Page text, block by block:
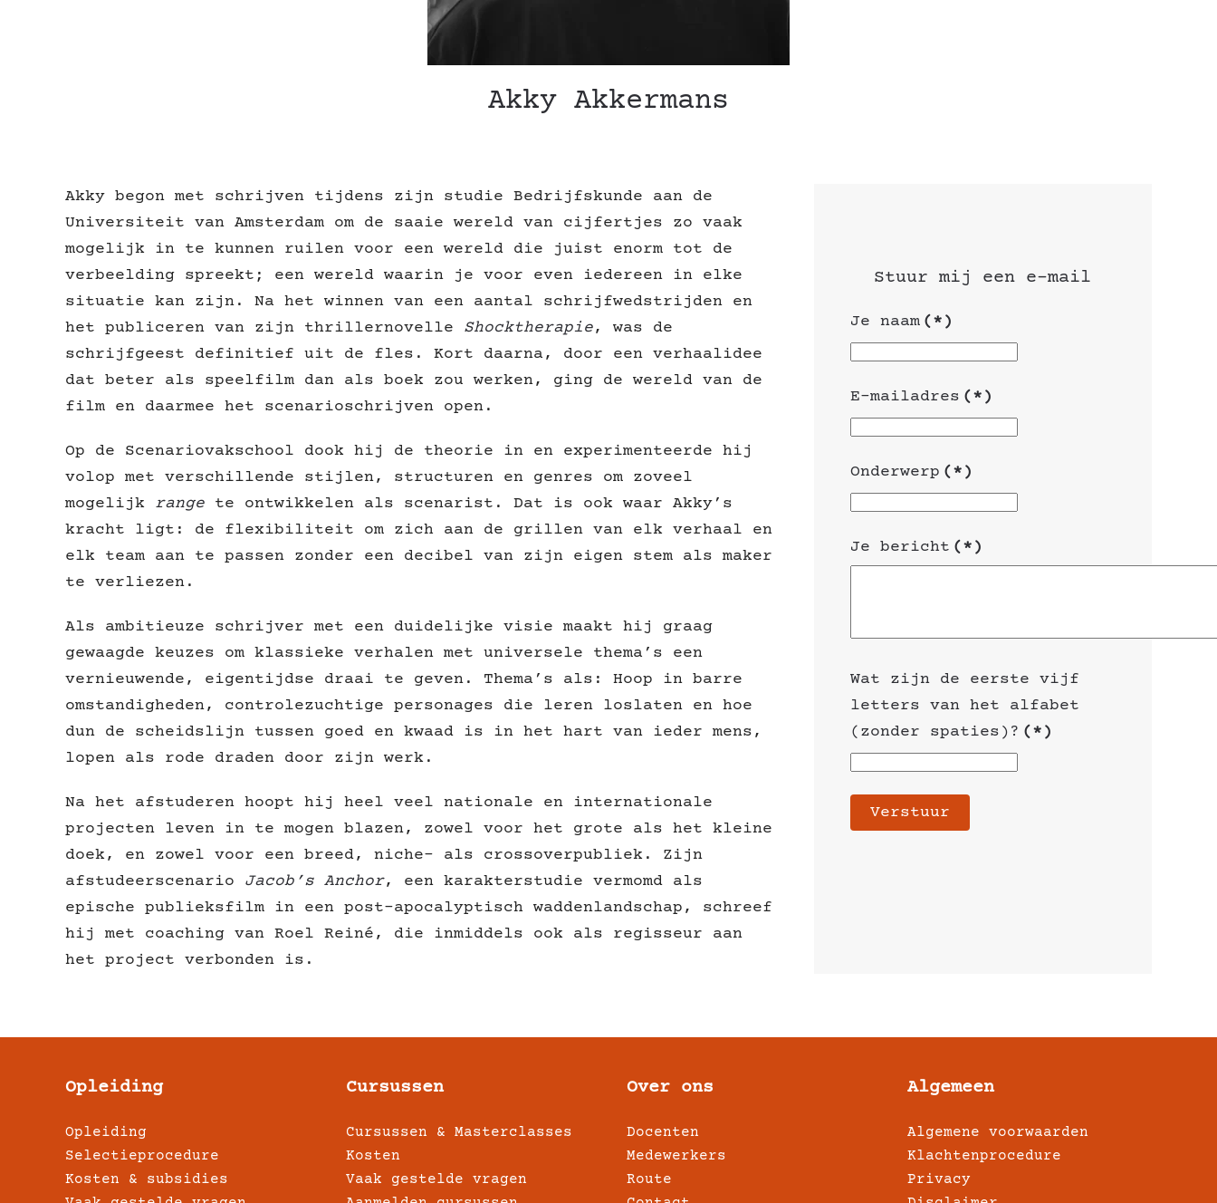
Akky Akkermans
Akky begon met schrijven tijdens zijn studie Bedrijfskunde aan de
Universiteit van Amsterdam om de saaie wereld van cijfertjes zo vaak
mogelijk in te kunnen ruilen voor een wereld die juist enorm tot de
verbeelding spreekt; een wereld waarin je voor even iedereen in elke
situatie kan zijn. Na het winnen van een aantal schrijfwedstrijden en
het publiceren van zijn thrillernovelle Shocktherapie, was de
schrijfgeest definitief uit de fles. Kort daarna, door een verhaalidee
dat beter als speelfilm dan als boek zou werken, ging de wereld van de
film en daarmee het scenarioschrijven open.
Op de Scenariovakschool dook hij de theorie in en experimenteerde hij
volop met verschillende stijlen, structuren en genres om zoveel
mogelijk range te ontwikkelen als scenarist. Dat is ook waar Akky’s
kracht ligt: de flexibiliteit om zich aan de grillen van elk verhaal en
elk team aan te passen zonder een decibel van zijn eigen stem als maker
te verliezen.
Als ambitieuze schrijver met een duidelijke visie maakt hij graag
gewaagde keuzes om klassieke verhalen met universele thema’s een
vernieuwende, eigentijdse draai te geven. Thema’s als: Hoop in barre
omstandigheden, controlezuchtige personages die leren loslaten en hoe
dun de scheidslijn tussen goed en kwaad is in het hart van ieder mens,
lopen als rode draden door zijn werk.
Na het afstuderen hoopt hij heel veel nationale en internationale
projecten leven in te mogen blazen, zowel voor het grote als het kleine
doek, en zowel voor een breed, niche- als crossoverpubliek. Zijn
afstudeerscenario Jacob’s Anchor, een karakterstudie vermomd als
epische publieksfilm in een post-apocalyptisch waddenlandschap, schreef
hij met coaching van Roel Reiné, die inmiddels ook als regisseur aan
het project verbonden is.
Stuur mij een e-mail
Je naam (*)
E-mailadres (*)
Onderwerp (*)
Je bericht (*)
Wat zijn de eerste vijf
letters van het alfabet
(zonder spaties)? (*)
Verstuur
Opleiding
Opleiding
Selectieprocedure
Kosten & subsidies
Cursussen
Cursussen & Masterclasses
Kosten
Vaak gestelde vragen
Over ons
Docenten
Medewerkers
Route
Algemeen
Algemene voorwaarden
Klachtenprocedure
Privacy